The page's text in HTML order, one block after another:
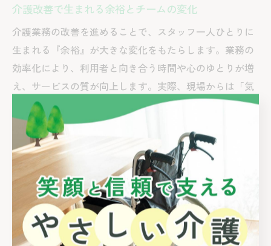
介護改善で生まれる余裕とチームの変化
介護業務の改善を進めることで、スタッフ一人ひとりに
生まれる『余裕』が大きな変化をもたらします。業務の
効率化により、利用者と向き合う時間や心のゆとりが増
え、サービスの質が向上します。実際、現場からは「気
持ちに余裕ができて、利用者の表情や要望にこれまで以
上に気づけるようになった」といった声も聞かれます。
また、チーム全体の雰囲気も前向きに変化し、スタッフ
同士のコミュニケーションが活性化します。離職率の低
下や新規スタッフの定着率向上といった効果も期待でき
ます。失敗例としては、改善策の押し付けや評価制度と
の連動が不十分な場合、スタッフのモチベーション低下
につながることもあるため注意が必要です。